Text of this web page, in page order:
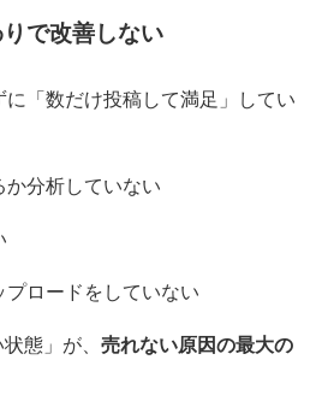
で改善しない
「数だけ投稿して満足」してい
か分析していない
プロードをしていない
態」が、 売れない原因の最大の